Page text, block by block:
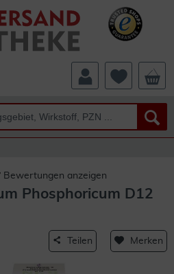
Bewertungen anzeigen
Phosphoricum D12
Teilen Merken